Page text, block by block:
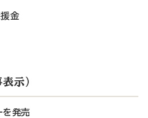
金
示）
を発売